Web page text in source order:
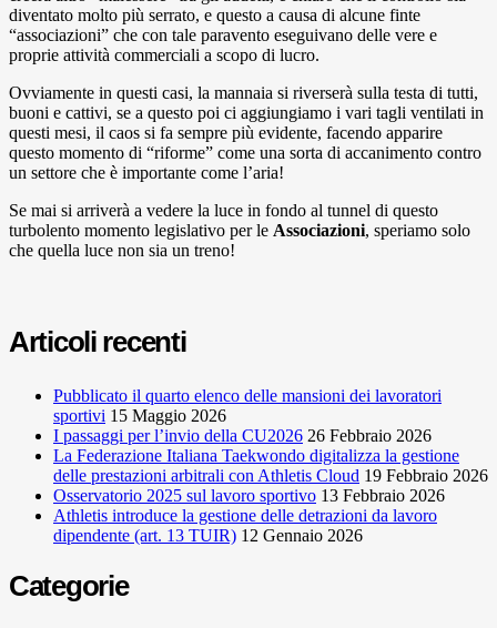
diventato molto più serrato, e questo a causa di alcune finte
“associazioni” che con tale paravento eseguivano delle vere e
proprie attività commerciali a scopo di lucro.
Ovviamente in questi casi, la mannaia si riverserà sulla testa di tutti,
buoni e cattivi, se a questo poi ci aggiungiamo i vari tagli ventilati in
questi mesi, il caos si fa sempre più evidente, facendo apparire
questo momento di “riforme” come una sorta di accanimento contro
un settore che è importante come l’aria!
Se mai si arriverà a vedere la luce in fondo al tunnel di questo
turbolento momento legislativo per le Associazioni, speriamo solo
che quella luce non sia un treno!
Articoli recenti
Pubblicato il quarto elenco delle mansioni dei lavoratori
sportivi 15 Maggio 2026
I passaggi per l’invio della CU2026 26 Febbraio 2026
La Federazione Italiana Taekwondo digitalizza la gestione
delle prestazioni arbitrali con Athletis Cloud 19 Febbraio 2026
Osservatorio 2025 sul lavoro sportivo 13 Febbraio 2026
Athletis introduce la gestione delle detrazioni da lavoro
dipendente (art. 13 TUIR) 12 Gennaio 2026
Categorie